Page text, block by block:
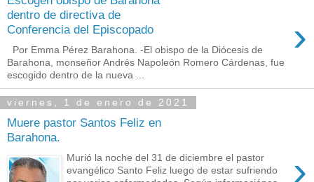
dentro de directiva de
Conferencia del Episcopado
›
Por Emma Pérez Barahona. -El obispo de la Diócesis de
Barahona, monseñor Andrés Napoleón Romero Cárdenas, fue
escogido dentro de la nueva ...
viernes, 1 de enero de 2021
Muere pastor Santos Feliz en
Barahona.
›
Murió la noche del 31 de diciembre el pastor
evangélico Santo Feliz luego de estar sufriendo